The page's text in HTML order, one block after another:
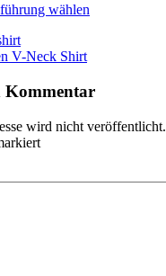
werden
Die
Produktseite
werden
wählen
auf.
Optionen
Produktseite
V-Neck Shirt
Kommentar
wird nicht veröffentlicht.